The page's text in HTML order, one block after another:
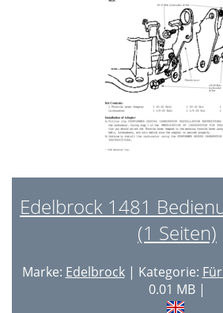
Edelbrock 1481
(1 Seiten)
Marke: Edelbrock| Kategorie:
0.01 MB |